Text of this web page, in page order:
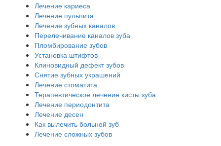
Лечение кариеса
Лечение пульпита
Лечение зубных каналов
Перелечивание каналов зуба
Пломбирование зубов
Установка штифтов
Клиновидный дефект зубов
Снятие зубных украшений
Лечение стоматита
Терапевтическое лечение кисты зуба
Лечение периодонтита
Лечение десен
Как вылечить больной зуб
Лечение сложных зубов